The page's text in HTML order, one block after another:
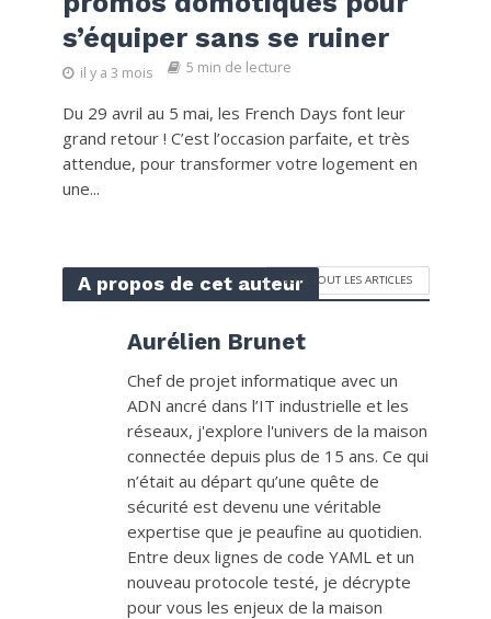
s’équiper sans se ruiner
il y a 3 mois 5 min de lecture
Du 29 avril au 5 mai, les French Days font leur
grand retour ! C’est l’occasion parfaite, et très
attendue, pour transformer votre logement en
une...
A propos de cet auteurVOIR TOUT LES ARTICLES
Aurélien Brunet
Chef de projet informatique avec un
ADN ancré dans l’IT industrielle et les
réseaux, j'explore l'univers de la maison
connectée depuis plus de 15 ans. Ce qui
n’était au départ qu’une quête de
sécurité est devenu une véritable
expertise que je peaufine au quotidien.
Entre deux lignes de code YAML et un
nouveau protocole testé, je décrypte
pour vous les enjeux de la maison